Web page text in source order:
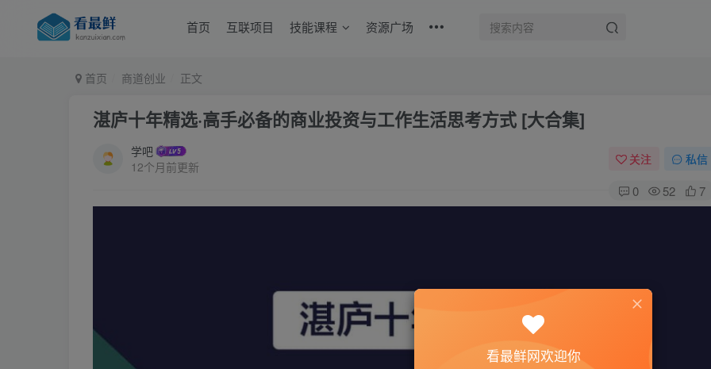
首页 互联项目 技能课程 资源广场
首页 商道创业 正文
湛庐十年精选·高手必备的商业投资与工作生活思考方式 [大合集]
学吧
12个月前更新
关注 私信
0 52 7
看最鲜网欢迎你